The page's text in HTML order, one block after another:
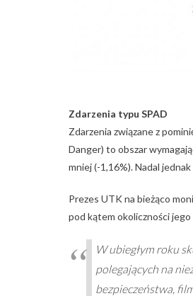
Zdarzenia typu SPAD
Zdarzenia związane z
Danger) to obszar
mniej (-1,16%). Nadal
Prezes UTK na bieżąco
pod kątem okoliczności
W ubiegłym roku
polegających na
bezpieczeństwa,